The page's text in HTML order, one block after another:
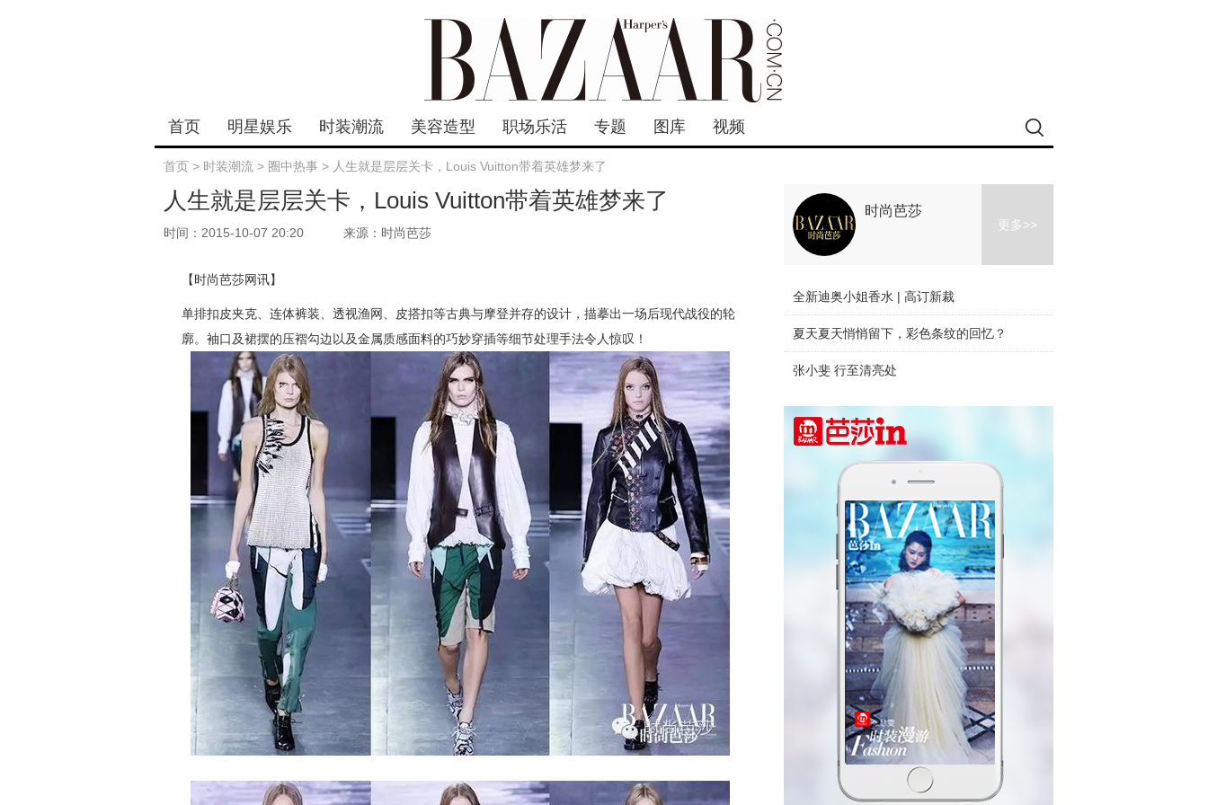
首页 明星娱乐 时装潮流 美容造型 职场乐活 专题 图库 视频
首页 > 时装潮流 > 圈中热事 > 人生就是层层关卡，Louis Vuitton带着英雄梦来了
人生就是层层关卡，Louis Vuitton带着英雄梦来了
时间：2015-10-07 20:20 来源：时尚芭莎
【时尚芭莎网讯】
单排扣皮夹克、连体裤装、透视渔网、皮搭扣等古典与摩登并存的设计，描摹出一场后现代战役的轮
廓。袖口及裙摆的压褶勾边以及金属质感面料的巧妙穿插等细节处理手法令人惊叹！
时尚芭莎
更多>>
全新迪奥小姐香水 | 高订新裁
夏天夏天悄悄留下，彩色条纹的回忆？
张小斐 行至清亮处